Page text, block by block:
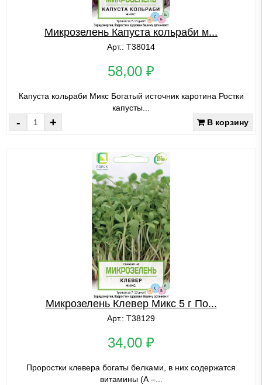
Микрозелень Капуста кольраби м...
Арт.: Т38014
58,00 ₽
Капуста кольраби Микс Богатый источник каротина Ростки
капусты...
- + В корзину
Микрозелень Клевер Микс 5 г По...
Арт.: Т38129
34,00 ₽
Проростки клевера богаты белками, в них содержатся
витамины (А –...